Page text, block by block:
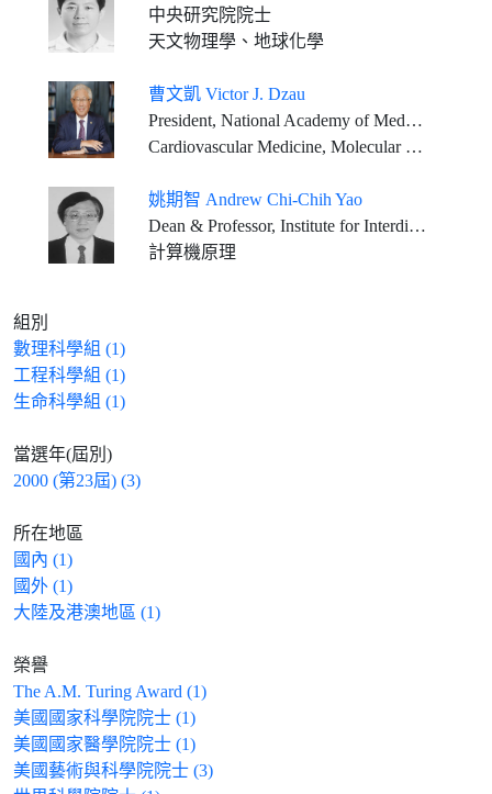
中央研究院院士
天文物理學、地球化學
曹文凱 Victor J. Dzau
President, National Academy of Medicine, USA Vice-Chair, National Research Council, USA
Cardiovascular Medicine, Molecular Medicine
姚期智 Andrew Chi-Chih Yao
Dean & Professor, Institute for Interdisciplinary Information Sciences, Tsinghua University, Beijing
計算機原理
組別
數理科學組 (1)
工程科學組 (1)
生命科學組 (1)
當選年(屆別)
2000 (第23屆) (3)
所在地區
國內 (1)
國外 (1)
大陸及港澳地區 (1)
榮譽
The A.M. Turing Award (1)
美國國家科學院院士 (1)
美國國家醫學院院士 (1)
美國藝術與科學院院士 (3)